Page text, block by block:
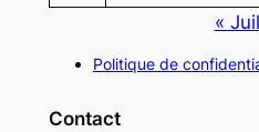
« Juil
Politique de
Contact